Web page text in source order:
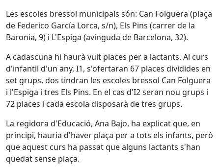
Les escoles bressol municipals són: Can Folguera (plaça
de Federico García Lorca, s/n), Els Pins (carrer de la
Baronia, 9) i L'Espiga (avinguda de Barcelona, 32).
A cadascuna hi haurà vuit places per a lactants. Al curs
d'infantil d'un any, I1, s'ofertaran 67 places dividides en
set grups, dos tindran les escoles bressol Can Folguera
i l'Espiga i tres Els Pins. En el cas d'I2 seran nou grups i
72 places i cada escola disposarà de tres grups.
La regidora d'Educació, Ana Bajo, ha explicat que, en
principi, hauria d'haver plaça per a tots els infants, però
que aquest curs ha passat que alguns lactants s'han
quedat sense plaça.